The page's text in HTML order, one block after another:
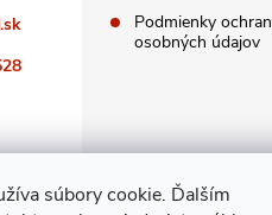
súbory cookie. Ďalším
Podmienky
osobných údajov